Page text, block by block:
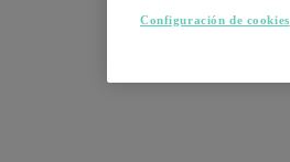
Configuración de cookies